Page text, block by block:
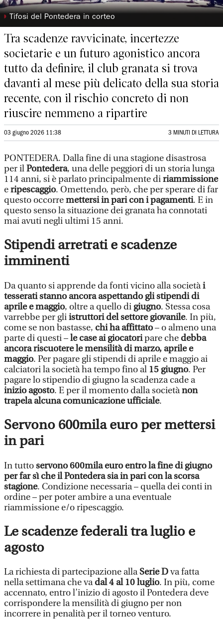
◗ Tifosi del Pontedera in corteo
Tra scadenze ravvicinate, incertezze
societarie e un futuro agonistico ancora
tutto da definire, il club granata si trova
davanti al mese più delicato della sua storia
recente, con il rischio concreto di non
riuscire nemmeno a ripartire
03 giugno 2026 11:38 3 MINUTI DI LETTURA
PONTEDERA. Dalla fine di una stagione disastrosa
per ilPontedera, una delle peggiori di un storia lunga
114 anni, si è parlato principalmente diriammissione
eripescaggio. Omettendo, però, che per sperare di far
questo occorremettersi in pari con i pagamenti. E in
questo senso la situazione dei granata ha connotati
mai avuti negli ultimi 15 anni.
Stipendi arretrati e scadenze
imminenti
Da quanto si apprende da fonti vicino alla societài
tesserati stanno ancora aspettando gli stipendi di
aprile e maggio, oltre a quello di giugno. Stessa cosa
varrebbe per gliistruttori del settore giovanile. In più,
come se non bastasse, chi ha affittato– o almeno una
parte di questi –le case ai giocatoripare che debba
ancora riscuotere le mensilità di marzo, aprile e
maggio. Per pagare gli stipendi di aprile e maggio ai
calciatori la società ha tempo fino al 15 giugno. Per
pagare lo stipendio di giugno la scadenza cade a
inizio agosto. E per il momento dalla societànon
trapela alcuna comunicazione ufficiale.
Servono 600mila euro per mettersi
in pari
In tuttoservono 600mila euro entro la fine di giugno
per far sì che il Pontedera sia in pari con la scorsa
stagione. Condizione necessaria – quella dei conti in
ordine – per poter ambire a una eventuale
riammissione e/o ripescaggio.
Le scadenze federali tra luglio e
agosto
La richiesta di partecipazione allaSerie Dva fatta
nella settimana che vadal 4 al 10 luglio. In più, come
accennato, entro l’inizio di agosto il Pontedera deve
corrispondere la mensilità di giugno per non
incorrere in penalità per il torneo venturo.